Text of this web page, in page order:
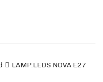
LAMP.LEDS NOVA E27